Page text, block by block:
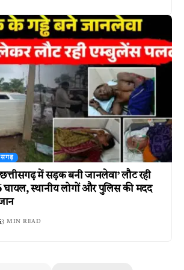
में सड़क बनी जानलेवा’ लौट रही
स्थानीय लोगों और पुलिस की मदद
3 MIN READ